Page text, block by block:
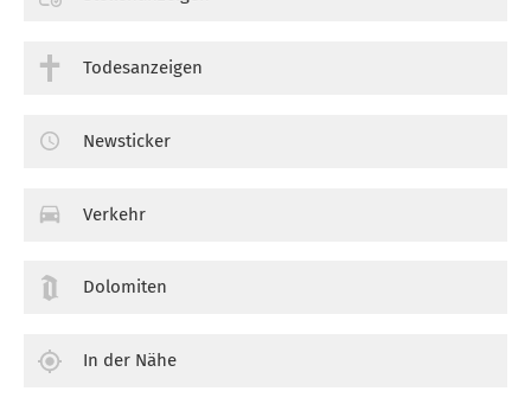
Todesanzeigen
Newsticker
Verkehr
Dolomiten
In der Nähe